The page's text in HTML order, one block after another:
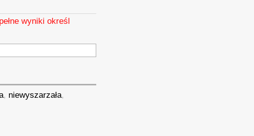
wyniki określ
, niewyszarzała,